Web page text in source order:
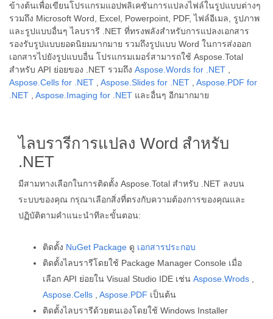
ข้างต้นเพื่อเขียนโปรแกรมแอปพลิเคชันการแปลงไฟล์ในรูปแบบต่างๆ
รวมถึง Microsoft Word, Excel, Powerpoint, PDF, ไฟล์อีเมล, รูปภาพ
และรูปแบบอื่นๆ ไลบรารี .NET ที่ทรงพลังสำหรับการแปลงเอกสาร
รองรับรูปแบบยอดนิยมมากมาย รวมถึงรูปแบบ Word ในการส่งออก
เอกสารไปยังรูปแบบอื่น โปรแกรมเมอร์สามารถใช้ Aspose.Total
สำหรับ API ย่อยของ .NET รวมถึง Aspose.Words for .NET
Aspose.Cells for .NET
Aspose.Slides for .NET
Aspose.PDF for
.NET
Aspose.Imaging for .NET และอื่นๆ อีกมากมาย
ไลบรารีการแปลง Word สำหรับ
.NET
มีสามทางเลือกในการติดตั้ง Aspose.Total สำหรับ .NET ลงบน
ระบบของคุณ กรุณาเลือกสิ่งที่ตรงกับความต้องการของคุณและ
ปฏิบัติตามคำแนะนำทีละขั้นตอน:
ติดตั้ง NuGet Package ดู เอกสารประกอบ
ติดตั้งไลบรารีโดยใช้ Package Manager Console เมื่อ
เลือก API ย่อยใน Visual Studio IDE เช่น Aspose.Wrods
Aspose.Cells
Aspose.PDF เป็นต้น
ติดตั้งไลบรารีด้วยตนเองโดยใช้ Windows Installer